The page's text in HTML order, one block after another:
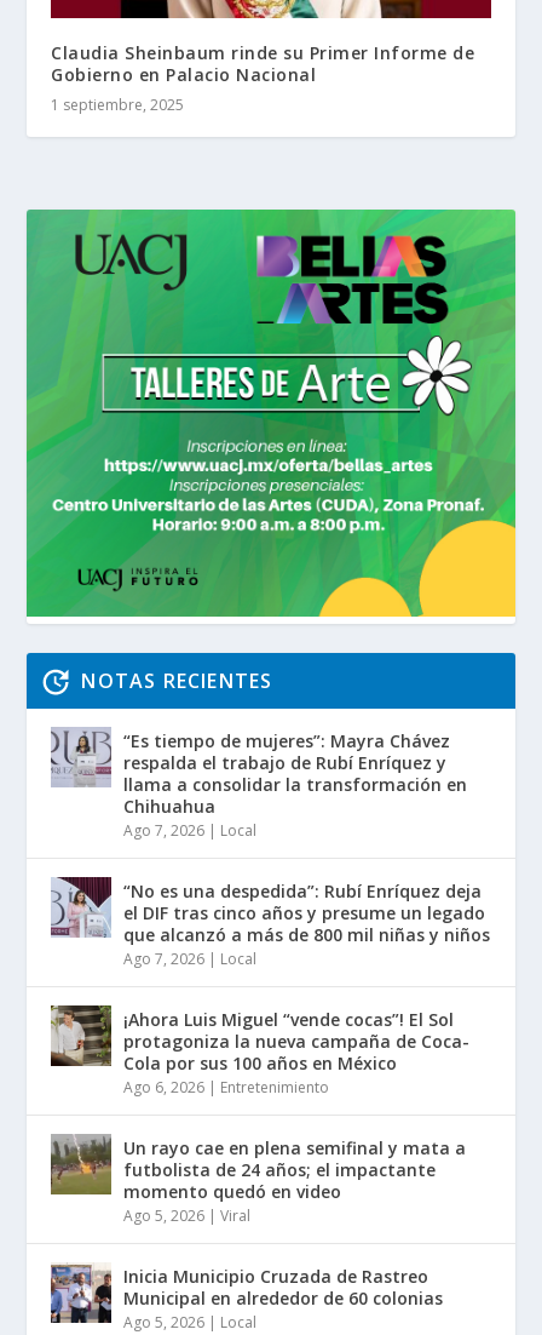
Claudia Sheinbaum rinde su Primer Informe de
Gobierno en Palacio Nacional
1 septiembre, 2025
NOTAS RECIENTES
“Es tiempo de mujeres”: Mayra Chávez
respalda el trabajo de Rubí Enríquez y
llama a consolidar la transformación en
Chihuahua
Ago 7, 2026 | Local
“No es una despedida”: Rubí Enríquez deja
el DIF tras cinco años y presume un legado
que alcanzó a más de 800 mil niñas y niños
Ago 7, 2026 | Local
¡Ahora Luis Miguel “vende cocas”! El Sol
protagoniza la nueva campaña de Coca-
Cola por sus 100 años en México
Ago 6, 2026 | Entretenimiento
Un rayo cae en plena semifinal y mata a
futbolista de 24 años; el impactante
momento quedó en video
Ago 5, 2026 |Viral
Inicia Municipio Cruzada de Rastreo
Municipal en alrededor de 60 colonias
Ago 5, 2026 | Local